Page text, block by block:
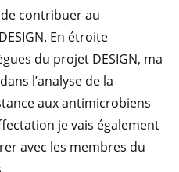
contribuer au
En étroite
du projet DESIGN, ma
l’analyse de la
aux antimicrobiens
je vais également
avec les membres du